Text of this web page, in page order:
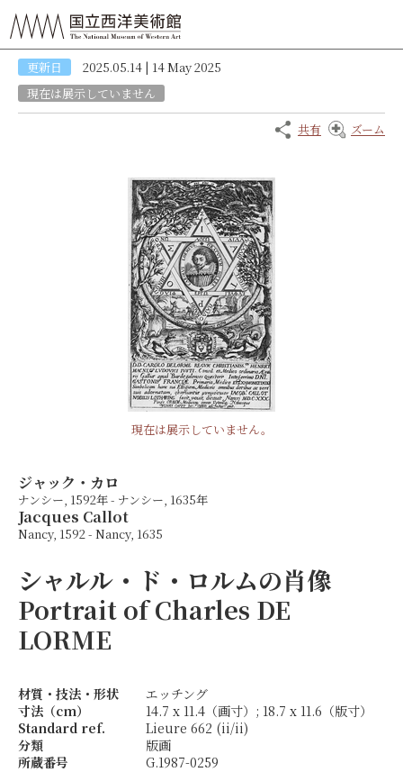
更新日
2025.05.14 | 14 May 2025
現在は展示していません
共有 ズーム
現在は展示していません。
ジャック・カロ
ナンシー, 1592年 - ナンシー, 1635年
Jacques Callot
Nancy, 1592 - Nancy, 1635
シャルル・ド・ロルムの肖像
Portrait of Charles DE
LORME
材質・技法・形状
エッチング
寸法（cm）
14.7 x 11.4（画寸）; 18.7 x 11.6（版寸）
Standard ref.
Lieure 662 (ii/ii)
分類
版画
所蔵番号
G.1987-0259